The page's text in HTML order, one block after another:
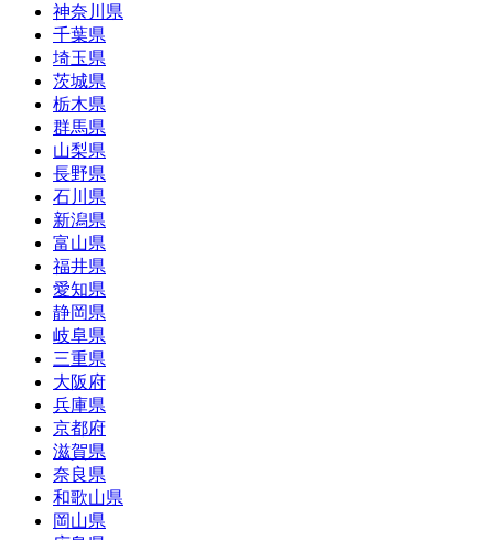
神奈川県
千葉県
埼玉県
茨城県
栃木県
群馬県
山梨県
長野県
石川県
新潟県
富山県
福井県
愛知県
静岡県
岐阜県
三重県
大阪府
兵庫県
京都府
滋賀県
奈良県
和歌山県
岡山県